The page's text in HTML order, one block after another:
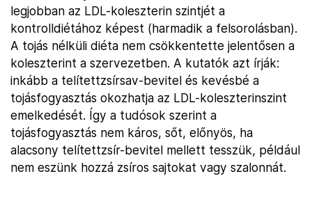
legjobban az LDL-koleszterin szintjét a
kontrolldiétához képest (harmadik a felsorolásban).
A tojás nélküli diéta nem csökkentette jelentősen a
koleszterint a szervezetben. A kutatók azt írják:
inkább a telítettzsírsav-bevitel és kevésbé a
tojásfogyasztás okozhatja az LDL-koleszterinszint
emelkedését. Így a tudósok szerint a
tojásfogyasztás nem káros, sőt, előnyös, ha
alacsony telítettzsír-bevitel mellett tesszük, például
nem eszünk hozzá zsíros sajtokat vagy szalonnát.